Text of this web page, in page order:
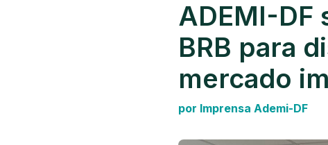
ADEMI-DF
BRB para
mercado
por Imprensa Ademi-DF